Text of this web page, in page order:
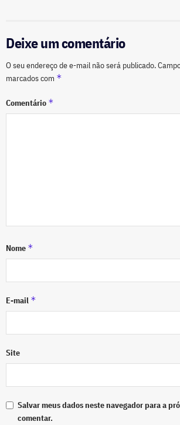
Deixe um comentário
O seu endereço de e-mail não será publicado.
marcados com *
Comentário *
Nome *
E-mail *
Site
Salvar meus dados neste navegador para a
comentar.